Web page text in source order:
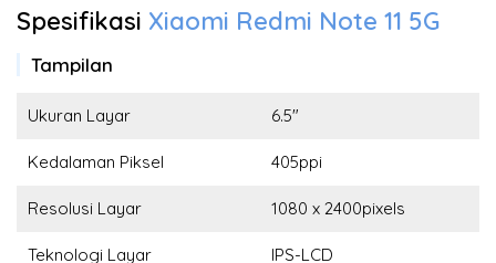
Spesifikasi Xiaomi Redmi Note 11 5G
Tampilan
Ukuran Layar 6.5"
Kedalaman Piksel 405ppi
Resolusi Layar 1080 x 2400pixels
Teknologi Layar IPS-LCD